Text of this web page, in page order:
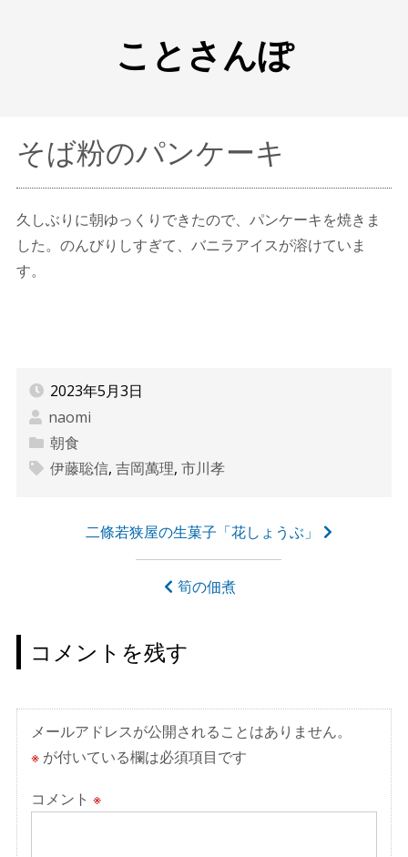
ことさんぽ
そば粉のパンケーキ
久しぶりに朝ゆっくりできたので、パンケーキを焼きま
した。のんびりしすぎて、バニラアイスが溶けていま
す。
2023年5月3日
naomi
朝食
伊藤聡信, 吉岡萬理, 市川孝
ゲ
ー
シ
ョ
ン
二條若狭屋の生菓子「花しょうぶ」
筍の佃煮
コメントを残す
メールアドレスが公開されることはありません。
※が付いている欄は必須項目です
コメント ※